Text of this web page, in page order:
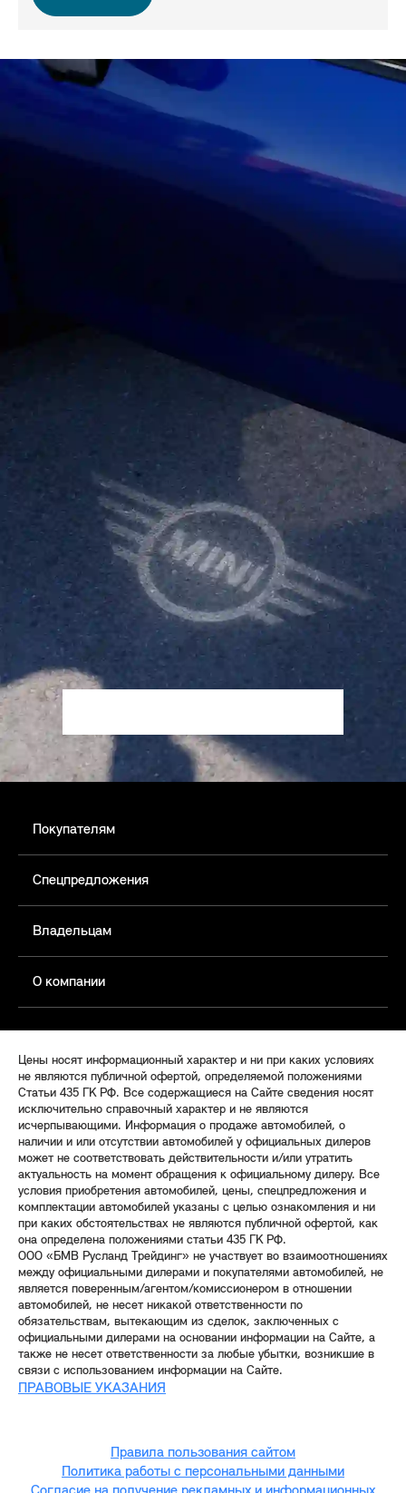
Покупателям
Спецпредложения
Владельцам
О компании
Цены носят информационный характер и ни при каких условиях
не являются публичной офертой, определяемой положениями
Статьи 435 ГК РФ. Все содержащиеся на Сайте сведения носят
исключительно справочный характер и не являются
исчерпывающими. Информация о продаже автомобилей, о
наличии и или отсутствии автомобилей у официальных дилеров
может не соответствовать действительности и/или утратить
актуальность на момент обращения к официальному дилеру. Все
условия приобретения автомобилей, цены, спецпредложения и
комплектации автомобилей указаны с целью ознакомления и ни
при каких обстоятельствах не являются публичной офертой, как
она определена положениями статьи 435 ГК РФ.
ООО «БМВ Русланд Трейдинг» не участвует во взаимоотношениях
между официальными дилерами и покупателями автомобилей, не
является поверенным/агентом/комиссионером в отношении
автомобилей, не несет никакой ответственности по
обязательствам, вытекающим из сделок, заключенных с
официальными дилерами на основании информации на Сайте, а
также не несет ответственности за любые убытки, возникшие в
связи с использованием информации на Сайте.
ПРАВОВЫЕ УКАЗАНИЯ
Правила пользования сайтом
Политика работы с персональными данными